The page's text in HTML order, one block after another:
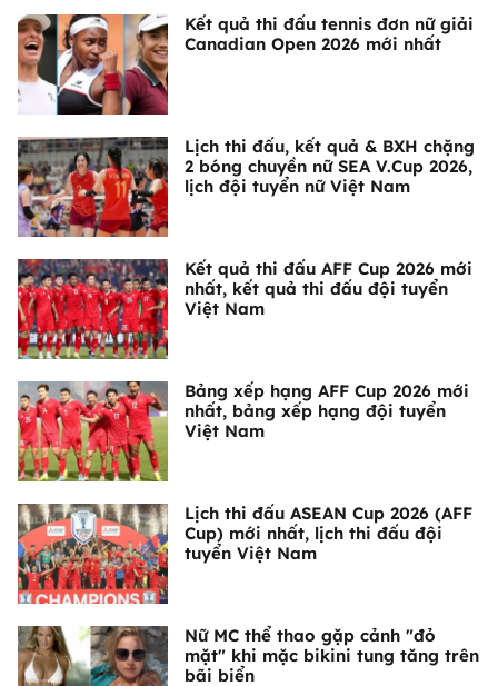
Kết quả thi đấu tennis đơn nữ giải
Canadian Open 2026 mới nhất
Lịch thi đấu, kết quả & BXH chặng
2 bóng chuyền nữ SEA V.Cup 2026,
lịch đội tuyển nữ Việt Nam
Kết quả thi đấu AFF Cup 2026 mới
nhất, kết quả thi đấu đội tuyển
Việt Nam
Bảng xếp hạng AFF Cup 2026 mới
nhất, bảng xếp hạng đội tuyển
Việt Nam
Lịch thi đấu ASEAN Cup 2026 (AFF
Cup) mới nhất, lịch thi đấu đội
tuyển Việt Nam
Nữ MC thể thao gặp cảnh "đỏ
mặt" khi mặc bikini tung tăng trên
bãi biển